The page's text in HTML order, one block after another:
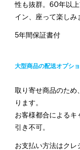
性も抜群。60年以
イン、座って楽しみ
5年間保証書付
大型商品の配送オプシ
取り寄せ商品のため
ります。
お客様都合によるキ
引き不可。
お支払い方法はクレ